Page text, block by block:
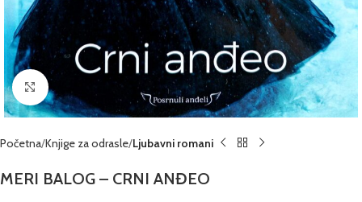
Click to enlarge
Početna Knjige za odrasle Ljubavni romani
MERI BALOG – CRNI ANĐEO